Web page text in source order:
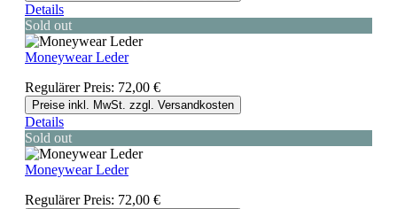
Details
Sold out
Moneywear Leder
Regulärer Preis: 72,00 €
Preise inkl. MwSt. zzgl. Versandkosten
Details
Sold out
Moneywear Leder
Regulärer Preis: 72,00 €